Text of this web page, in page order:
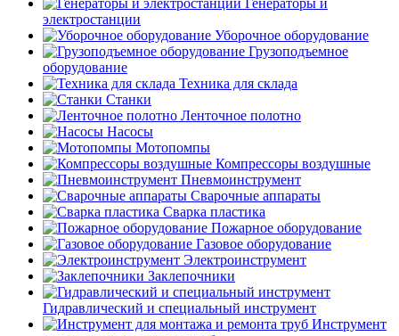
Генераторы и
электростанции
Уборочное оборудование
Грузоподъемное
оборудование
Техника для склада
Станки
Ленточное полотно
Насосы
Мотопомпы
Компрессоры воздушные
Пневмоинструмент
Сварочные аппараты
Сварка пластика
Пожарное оборудование
Газовое оборудование
Электроинструмент
Заклепочники
Гидравлический и специальный инструмент
Инструмент